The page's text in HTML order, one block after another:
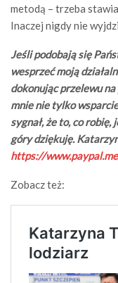
metodą – trzeba
Inaczej nigdy nie
Jeśli podobają się
wesprzeć moją
dokonując przelewu
mnie nie tylko
sygnał, że to, co robię,
góry dziękuję.
https://
Zobacz też: